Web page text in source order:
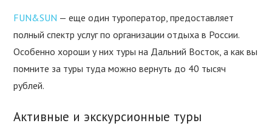
FUN&SUN — еще один туроператор, предоставляет
полный спектр услуг по организации отдыха в России.
Особенно хороши у них туры на Дальний Восток, а как вы
помните за туры туда можно вернуть до 40 тысяч
рублей.
Активные и экскурсионные туры